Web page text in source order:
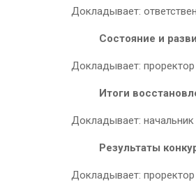
Докладывает:
Состояние и
Докладывает:
Итоги
Докладывает:
Результаты
Докладывает: